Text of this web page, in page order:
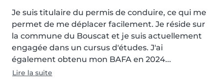
Je suis titulaire du permis de conduire, ce qui me
permet de me déplacer facilement. Je réside sur
la commune du Bouscat et je suis actuellement
engagée dans un cursus d'études. J'ai
également obtenu mon BAFA en 2024...
Lire la suite